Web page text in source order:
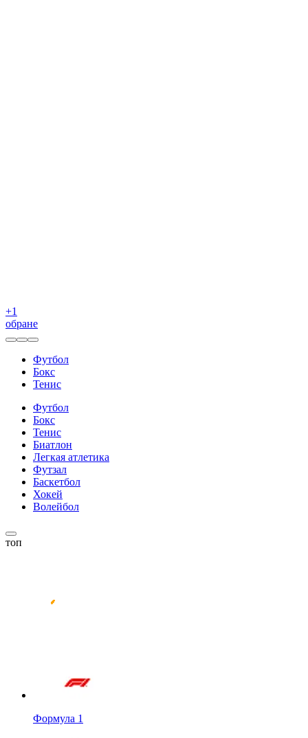
+1
обране
Футбол
Бокс
Тенис
Футбол
Бокс
Тенис
Биатлон
Легкая атлетика
Футзал
Баскетбол
Хокей
Волейбол
топ
Формула 1